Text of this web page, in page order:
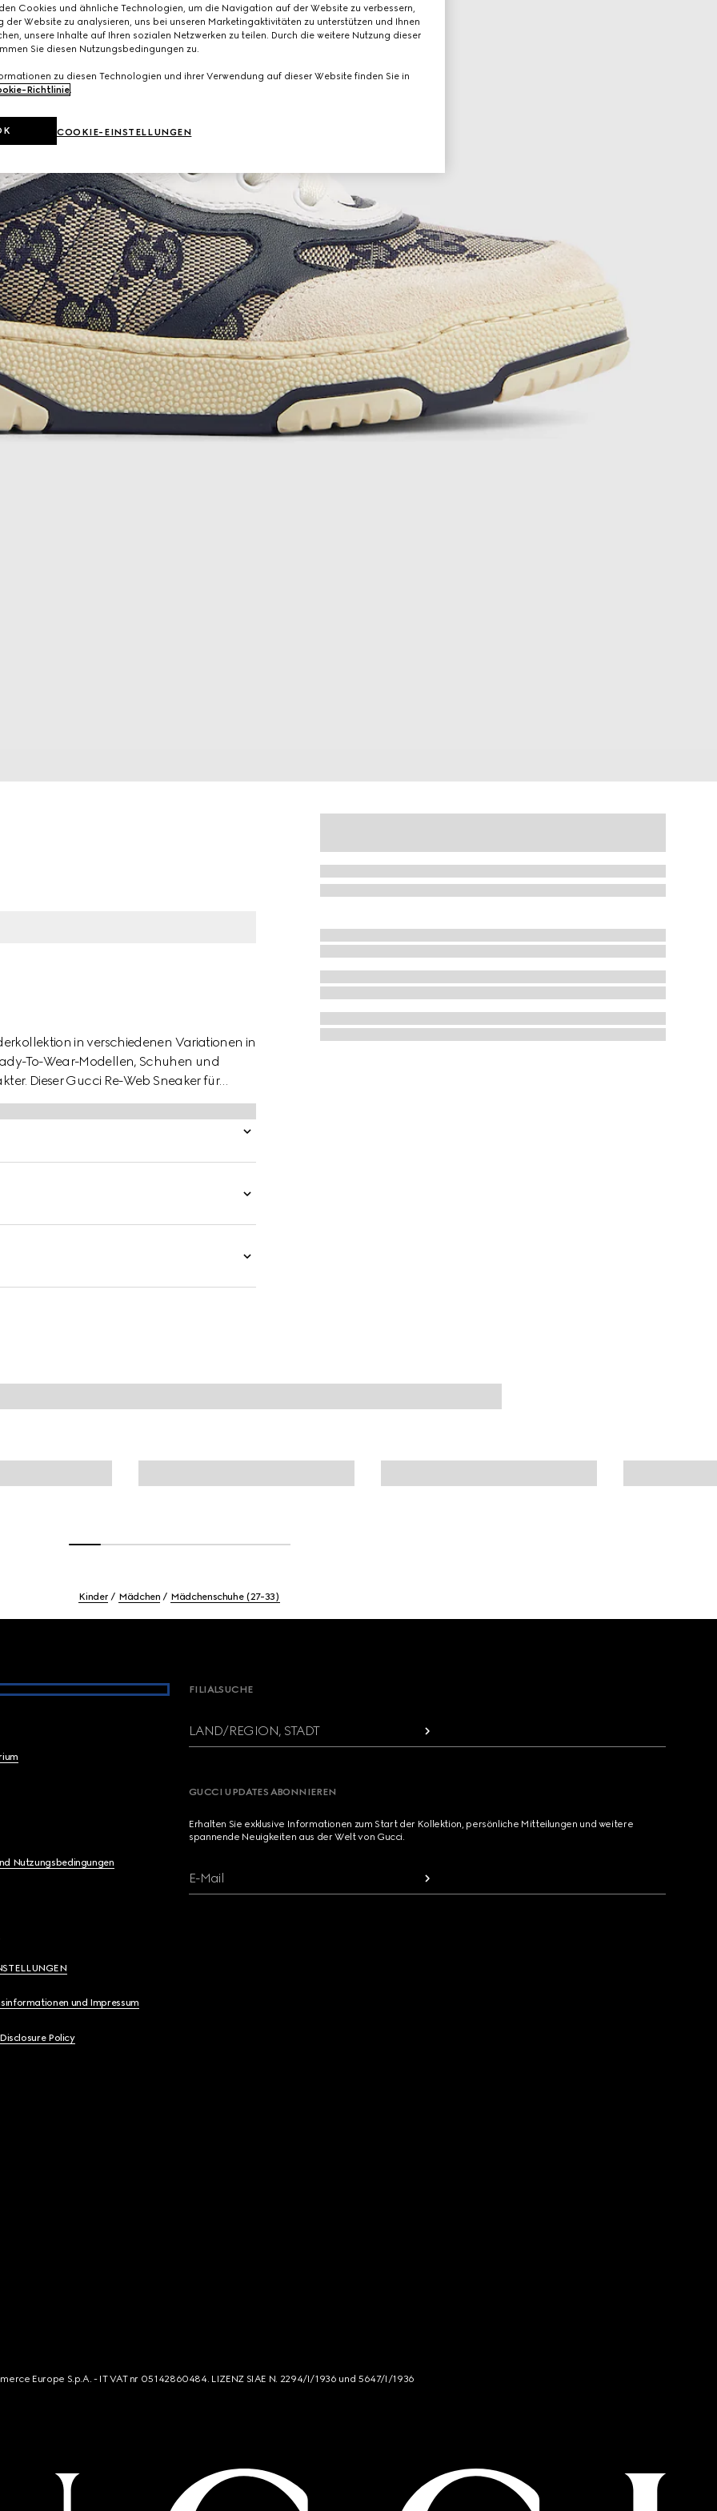
in verschiedenen Variationen in
To-Wear-Modellen, Schuhen und
Dieser Gucci Re-Web Sneaker für
blauem GG Canvas und farblich
Kinder Mädchen Mädchenschuhe (27-33)
Nutzungsbedingungen
und Impressum
Policy
FILIALSUCHE
LAND/REGION, STADT
GUCCI UPDATES ABONNIEREN
Erhalten Sie exklusive Informationen zum Start der Kollektion, persönliche Mitteilungen und weitere
spannende Neuigkeiten aus der Welt von Gucci.
E-Mail
Europe S.p.A. - IT VAT nr 05142860484. LIZENZ SIAE N. 2294/I/1936 und 5647/I/1936
Cookies und ähnliche Technologien, um die Navigation auf der Website zu verbessern,
der Website zu analysieren, uns bei unseren Marketingaktivitäten zu unterstützen und Ihnen
unsere Inhalte auf Ihren sozialen Netzwerken zu teilen. Durch die weitere Nutzung dieser
Sie diesen Nutzungsbedingungen zu.
zu diesen Technologien und ihrer Verwendung auf dieser Website finden Sie in
Richtlinie
COOKIE-EINSTELLUNGEN